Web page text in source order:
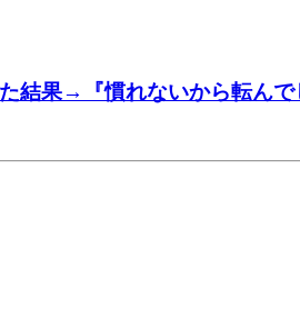
結果→『慣れないから転ん